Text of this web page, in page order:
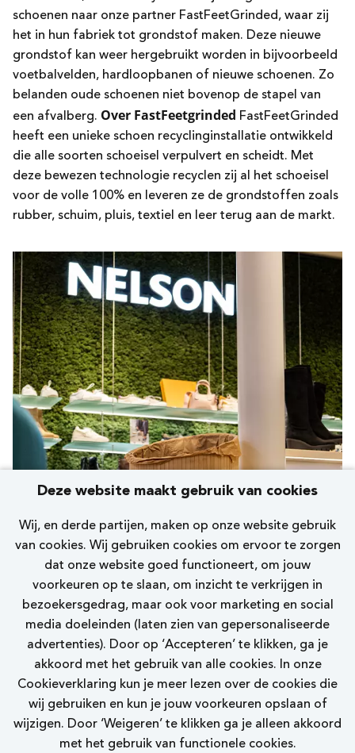
Deze website maakt gebruik van cookies
Wij, en derde partijen, maken op onze website gebruik
van cookies. Wij gebruiken cookies om ervoor te zorgen
dat onze website goed functioneert, om jouw
voorkeuren op te slaan, om inzicht te verkrijgen in
bezoekersgedrag, maar ook voor marketing en social
media doeleinden (laten zien van gepersonaliseerde
advertenties). Door op ‘Accepteren’ te klikken, ga je
akkoord met het gebruik van alle cookies. In onze
Cookieverklaring kun je meer lezen over de cookies die
wij gebruiken en kun je jouw voorkeuren opslaan of
wijzigen. Door ‘Weigeren’ te klikken ga je alleen akkoord
met het gebruik van functionele cookies.
schoenen naar onze partner FastFeetGrinded, waar zij
het in hun fabriek tot grondstof maken. Deze nieuwe
grondstof kan weer hergebruikt worden in bijvoorbeeld
voetbalvelden, hardloopbanen of nieuwe schoenen. Zo
belanden oude schoenen niet bovenop de stapel van
een afvalberg. Over FastFeetgrinded FastFeetGrinded
heeft een unieke schoen recyclinginstallatie ontwikkeld
die alle soorten schoeisel verpulvert en scheidt. Met
deze bewezen technologie recyclen zij al het schoeisel
voor de volle 100% en leveren ze de grondstoffen zoals
rubber, schuim, pluis, textiel en leer terug aan de markt.